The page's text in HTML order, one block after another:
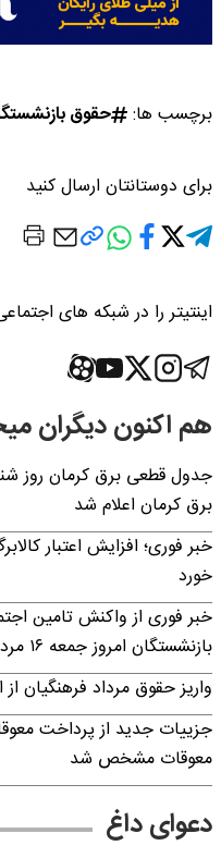
برچسب ها: حقوق
برای دوستانتان ارسال کنید
اینتیتر را در شبکه های
هم اکنون دیگران
برق کرمان اعلام شد
خورد
خبر فوری از واکنش تامین
بازنشستگان امروز جمعه ۱۶ مرداد ۱۴۰۵
واریز حقوق مرداد فرهنگیان
جزییات جدید از پرداخت
معوقات مشخص شد
دعوای داغ